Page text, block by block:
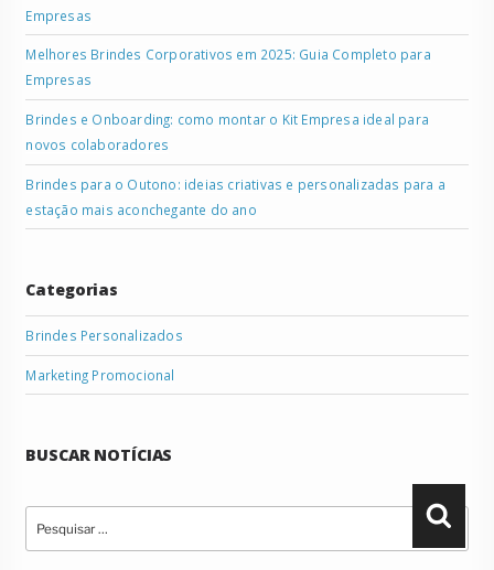
Empresas
Melhores Brindes Corporativos em 2025: Guia Completo para
Empresas
Brindes e Onboarding: como montar o Kit Empresa ideal para
novos colaboradores
Brindes para o Outono: ideias criativas e personalizadas para a
estação mais aconchegante do ano
Categorias
Brindes Personalizados
Marketing Promocional
BUSCAR NOTÍCIAS
Pesquisar
por: